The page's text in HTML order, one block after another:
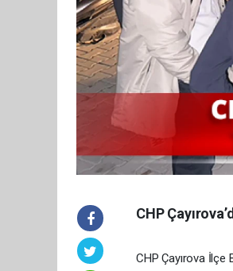
CHP
CHP Çayırova İlçe